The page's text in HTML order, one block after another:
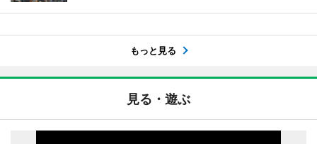
もっと見る
見る・遊ぶ